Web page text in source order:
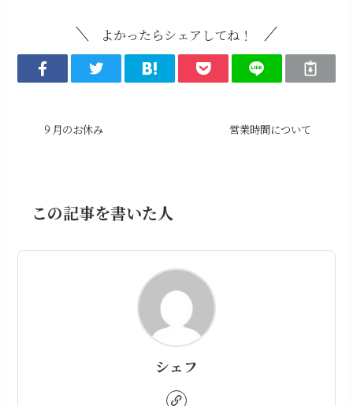
よかったらシェアしてね！
９月のお休み 営業時間について
この記事を書いた人
シェフ